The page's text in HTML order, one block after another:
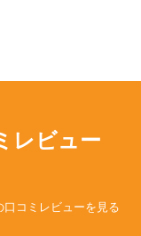
レビュー
口コミレビューを見る